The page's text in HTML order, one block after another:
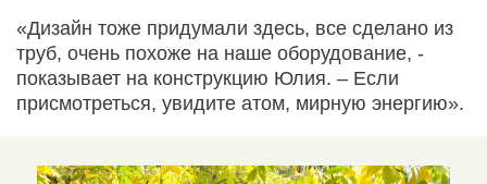
«Дизайн тоже придумали здесь, все сделано из
труб, очень похоже на наше оборудование, -
показывает на конструкцию Юлия. – Если
присмотреться, увидите атом, мирную энергию».